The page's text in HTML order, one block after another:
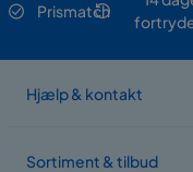
Prismatch
Hjælp & kontakt
Sortiment & tilbud